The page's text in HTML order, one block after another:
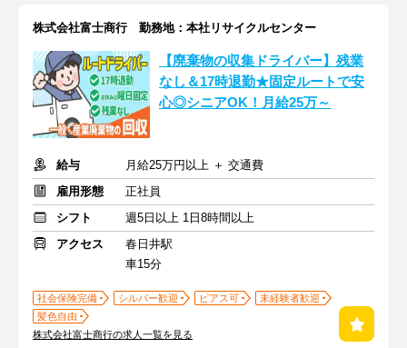
株式会社富士商行 勤務地：本社リサイクルセンター
【廃棄物の収集ドライバー】残業
なし＆17時退勤★固定ルートで安
心◎シニアOK！月給25万～
給与
月給25万円以上 ＋ 交通費
雇用形態
正社員
シフト
週5日以上 1日8時間以上
アクセス
春日井駅
車15分
社会保険完備 シルバー歓迎 ピアス可
未経験者歓迎
髪色自由
株式会社富士商行の求人一覧を見る